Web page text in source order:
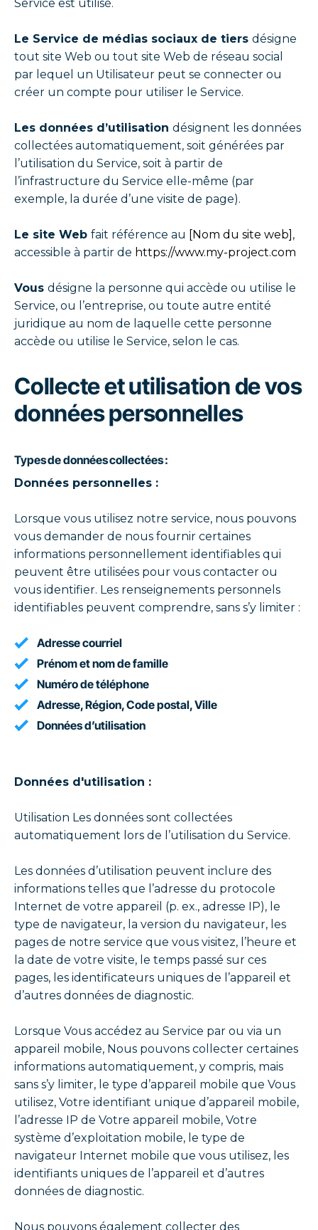
Service est utilisé.
Le Service de médias sociaux de tiers désigne
tout site Web ou tout site Web de réseau social
par lequel un Utilisateur peut se connecter ou
créer un compte pour utiliser le Service.
Les données d’utilisation désignent les données
collectées automatiquement, soit générées par
l’utilisation du Service, soit à partir de
l’infrastructure du Service elle-même (par
exemple, la durée d’une visite de page).
Le site Web fait référence au [Nom du site web] ,
accessible à partir de https://www.my-project.com
Vous désigne la personne qui accède ou utilise le
Service, ou l’entreprise, ou toute autre entité
juridique au nom de laquelle cette personne
accède ou utilise le Service, selon le cas.
Collecte et utilisation de vos
données personnelles
Types de données collectées :
Données personnelles :
Lorsque vous utilisez notre service, nous pouvons
vous demander de nous fournir certaines
informations personnellement identifiables qui
peuvent être utilisées pour vous contacter ou
vous identifier. Les renseignements personnels
identifiables peuvent comprendre, sans s’y limiter :
Adresse courriel
Prénom et nom de famille
Numéro de téléphone
Adresse, Région, Code postal, Ville
Données d’utilisation
Données d'utilisation :
Utilisation Les données sont collectées
automatiquement lors de l’utilisation du Service.
Les données d’utilisation peuvent inclure des
informations telles que l’adresse du protocole
Internet de votre appareil (p. ex., adresse IP), le
type de navigateur, la version du navigateur, les
pages de notre service que vous visitez, l’heure et
la date de votre visite, le temps passé sur ces
pages, les identificateurs uniques de l’appareil et
d’autres données de diagnostic.
Lorsque Vous accédez au Service par ou via un
appareil mobile, Nous pouvons collecter certaines
informations automatiquement, y compris, mais
sans s’y limiter, le type d’appareil mobile que Vous
utilisez, Votre identifiant unique d’appareil mobile,
l’adresse IP de Votre appareil mobile, Votre
système d’exploitation mobile, le type de
navigateur Internet mobile que vous utilisez, les
identifiants uniques de l’appareil et d’autres
données de diagnostic.
Nous pouvons également collecter des